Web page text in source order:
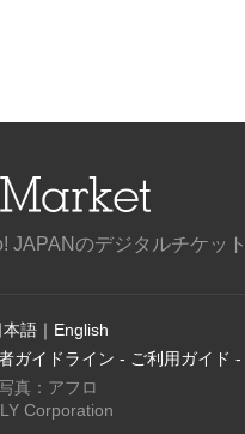
のデジタルチケット
本語 ｜ English
ガイドライン - ご利用ガイド -
真：アフロ
Corporation